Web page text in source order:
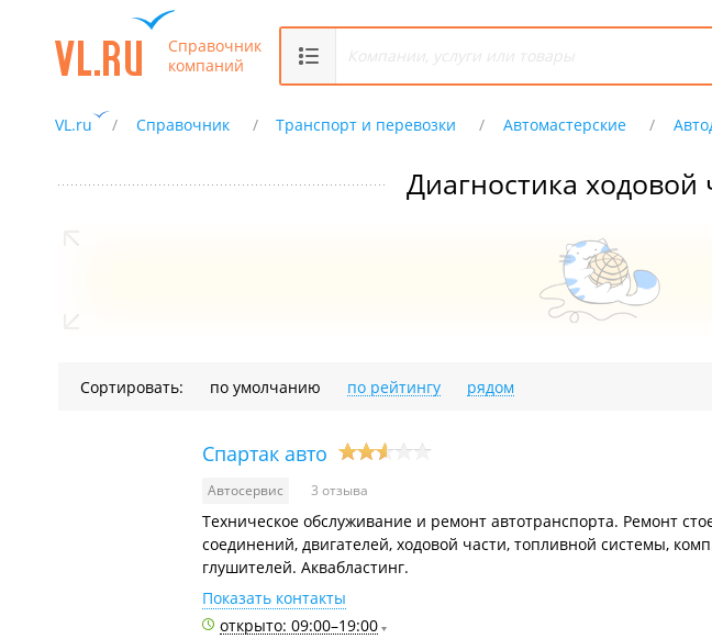
Справочник
компаний
VL.ru Справочник Транспорт и перевозки Автомастерские
Диагностика ходовой
Сортировать: по умолчанию по рейтингу рядом
Спартак авто
Автосервис 3 отзыва
Техническое обслуживание и ремонт автотранспорта. Ремонт
соединений, двигателей, ходовой части, топливной системы,
глушителей. Аквабластинг.
Показать контакты
открыто: 09:00–19:00